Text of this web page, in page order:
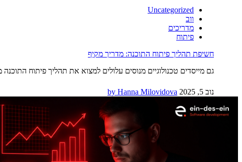
Uncategorized
ווב
מדריכים
פיתוח
חשיפת תהליך פיתוח התוכנה: מדריך מקיף
גם מייסדים טכנולוגיים מנוסים עלולים למצוא את תהליך פיתוח
נוב 5, 2025 by Hanna Milovidova